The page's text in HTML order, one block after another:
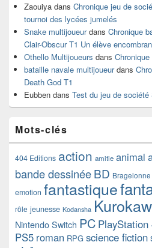
Zaouiya dans Chronique jeu de
tournoi des lycées jumelés
Snake multijoueurdans Chronique
Clair-Obscur T1 Un élève
Othello Multijoueurs dans
bataille navale multijoueurdans
Death God T1
Eubben dans Test du jeu de
Mots-clés
404 Editions action amitie animal
bande dessinéeBD Bragelonne
emotion fantastique
rôle jeunesse Kodansha
Nintendo Switch PC PlayStation
PS5 roman RPG science fiction